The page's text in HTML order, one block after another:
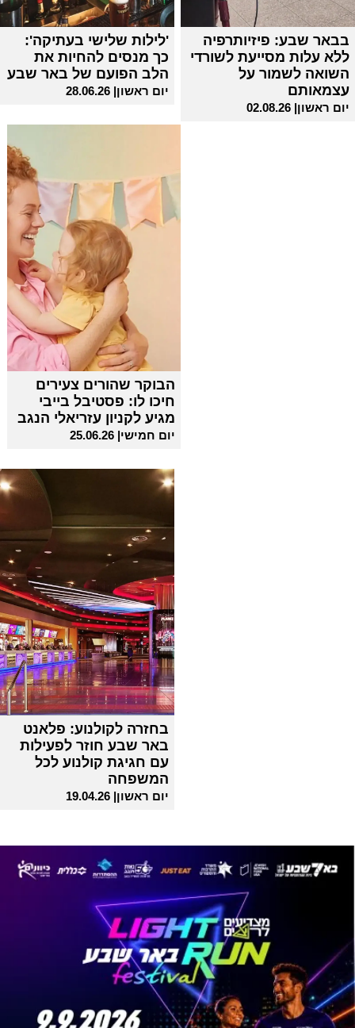
בבאר שבע: פיזיותרפיה
ללא עלות מסייעת לשורדי
השואה לשמור על
עצמאותם
יום ראשון| 02.08.26
'לילות שלישי בעתיקה':
כך מנסים להחיות את
הלב הפועם של באר שבע
יום ראשון| 28.06.26
הבוקר שהורים צעירים
חיכו לו: פסטיבל בייבי
מגיע לקניון עזריאלי הנגב
יום חמישי| 25.06.26
בחזרה לקולנוע: פלאנט
באר שבע חוזר לפעילות
עם חגיגת קולנוע לכל
המשפחה
יום ראשון| 19.04.26